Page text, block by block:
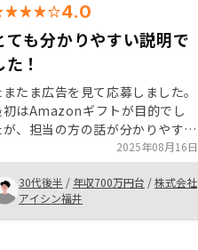
4.0
ても分かりやすい説明で
た！
またま広告を見て応募しました。
初はAmazonギフトが目的でし
が、担当の方の話が分かりやす
く、もともと興味はあったので、リ
クを最小限に抑えられると言う点
でやってみようと決意しました。
た、株式投資はしていたので、分
の面でも丁度いいと思いました。
2025年08月16日
30代後半 / 年収700万円台 /株式会社
アイシン福井